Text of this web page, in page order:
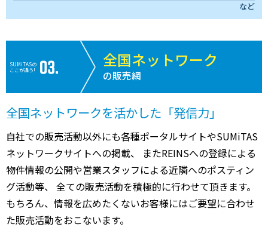
など
SUMiTASの
ここが違う!
全国ネットワーク
の販売網
全国ネットワークを活かした「発信力」
自社での販売活動以外にも各種ポータルサイトやSUMiTAS
ネットワークサイトへの掲載、 またREINSへの登録による
物件情報の公開や営業スタッフによる近隣へのポスティン
グ活動等、 全ての販売活動を積極的に行わせて頂きます。
もちろん、情報を広めたくないお客様にはご要望に合わせ
た販売活動をおこないます。